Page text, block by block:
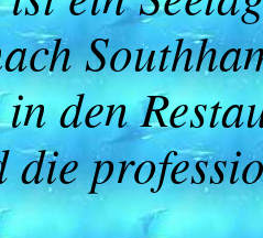
in den
die